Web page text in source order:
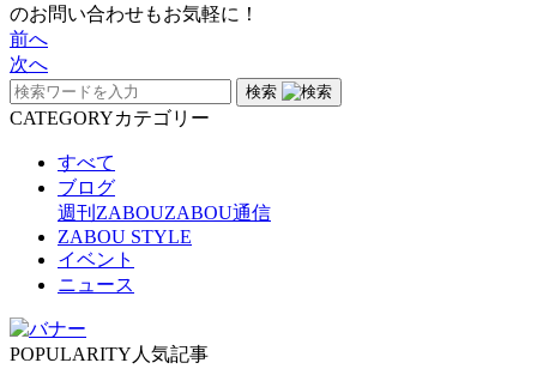
のお問い合わせもお気軽に！
前へ
次へ
検索
CATEGORYカテゴリー
すべて
ブログ
週刊ZABOUZABOU通信
ZABOU STYLE
イベント
ニュース
POPULARITY 人気記事